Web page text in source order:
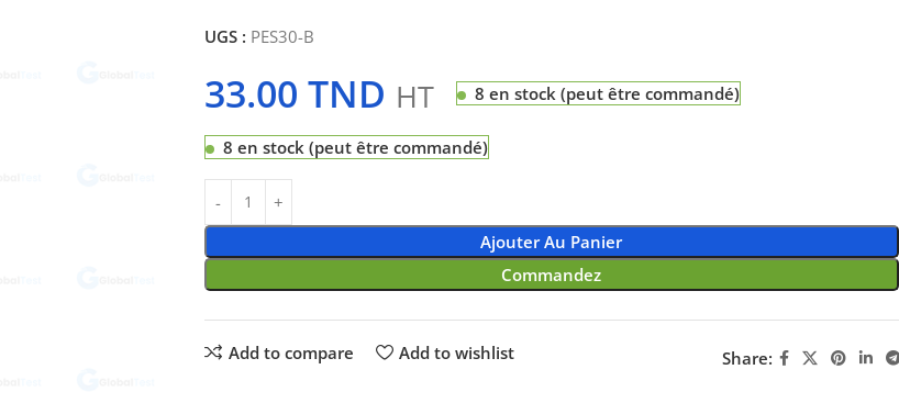
UGS : PES30-B
33.00 TND HT 8 en stock (peut être commandé)
8 en stock (peut être commandé)
Ajouter Au Panier
Commandez
Add to compare Add to wishlist Share: